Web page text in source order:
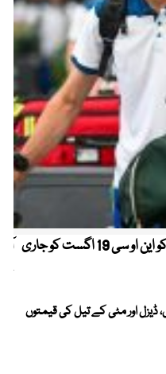
کیریبین پریمیئر لیگ ، قومی کرکٹرز کو این او سی 19 اگست کو جاری
ڈیزل اور مٹی کے تیل کی قیمتوں